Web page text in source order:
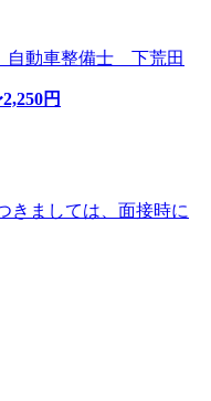
自動車整備士 下荒田
2,250円
きましては、面接時に